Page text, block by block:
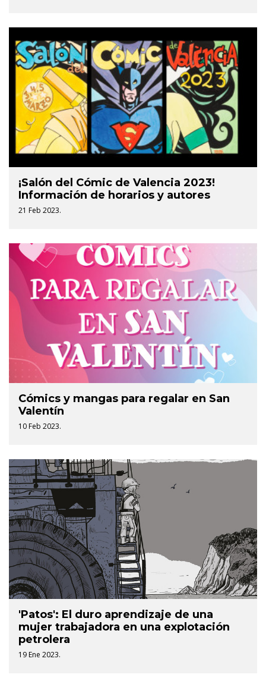
¡Salón del Cómic de Valencia 2023!
Información de horarios y autores
21 Feb 2023.
Cómics y mangas para regalar en San
Valentín
10 Feb 2023.
'Patos': El duro aprendizaje de una
mujer trabajadora en una explotación
petrolera
19 Ene 2023.